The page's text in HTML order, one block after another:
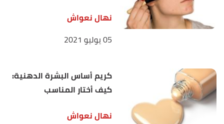
نهال نعواش
05 يوليو 2021
كريم أساس البشرة الدهنية:
كيف أختار المناسب
نهال نعواش